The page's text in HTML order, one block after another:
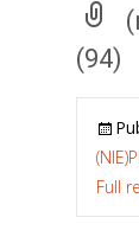
(94)
Full